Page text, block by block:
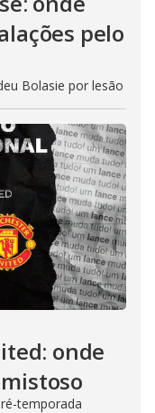
pelo
Bolasie por lesão
onde
temporada